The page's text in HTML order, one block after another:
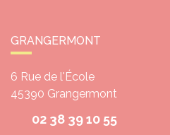
GRANGERMONT
6 Rue de l'École
45390 Grangermont
02 38 39 10 55